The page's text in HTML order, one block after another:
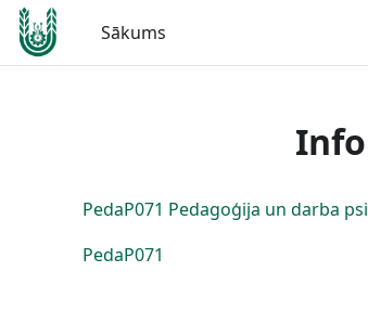
Atvērt galveno saturu
Sākums
PedaP071 Pedagoģija un darba
PedaP071